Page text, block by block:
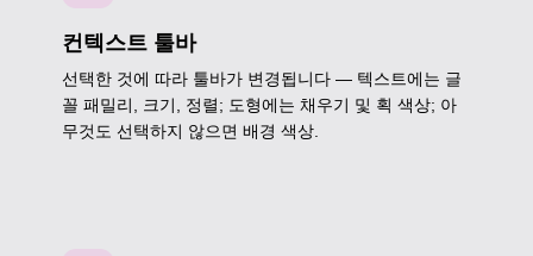
컨텍스트 툴바
선택한 것에 따라 툴바가 변경됩니다 — 텍스트에는 글
꼴 패밀리, 크기, 정렬; 도형에는 채우기 및 획 색상; 아
무것도 선택하지 않으면 배경 색상.